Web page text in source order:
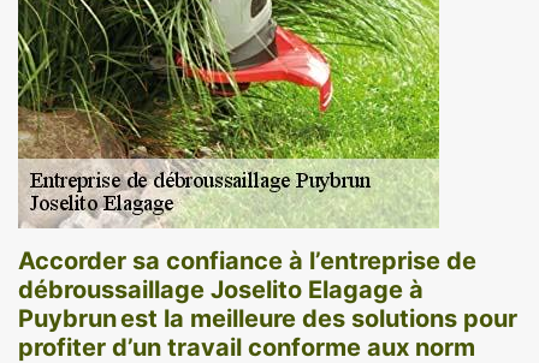
Accorder sa confiance à l’entreprise de
débroussaillage Joselito Elagage à
Puybrun est la meilleure des solutions pour
profiter d’un travail conforme aux norm